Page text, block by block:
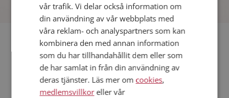
Fler singlar
Andra singlar från Stockholm
Dejta män i Sverige
Dejta kvinnor i Sverige
vår trafik. Vi delar också information om
din användning av vår webbplats med
våra reklam- och analyspartners som kan
kombinera den med annan information
som du har tillhandahållit dem eller som
de har samlat in från din användning av
deras tjänster. Läs mer om cookies,
medlemsvillkoreller vår